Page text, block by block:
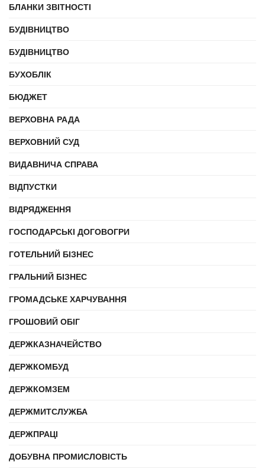
БЛАНКИ ЗВІТНОСТІ
БУДІВНИЦТВО
БУДІВНИЦТВО
БУХОБЛІК
БЮДЖЕТ
ВЕРХОВНА РАДА
ВЕРХОВНИЙ СУД
ВИДАВНИЧА СПРАВА
ВІДПУСТКИ
ВІДРЯДЖЕННЯ
ГОСПОДАРСЬКІ ДОГОВОГРИ
ГОТЕЛЬНИЙ БІЗНЕС
ГРАЛЬНИЙ БІЗНЕС
ГРОМАДСЬКЕ ХАРЧУВАННЯ
ГРОШОВИЙ ОБІГ
ДЕРЖКАЗНАЧЕЙСТВО
ДЕРЖКОМБУД
ДЕРЖКОМЗЕМ
ДЕРЖМИТСЛУЖБА
ДЕРЖПРАЦІ
ДОБУВНА ПРОМИСЛОВІСТЬ